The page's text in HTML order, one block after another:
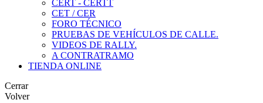
CERT - CERTT
CET / CER
FORO TÉCNICO
PRUEBAS DE VEHÍCULOS DE CALLE.
VIDEOS DE RALLY.
A CONTRATRAMO
TIENDA ONLINE
Cerrar
Volver